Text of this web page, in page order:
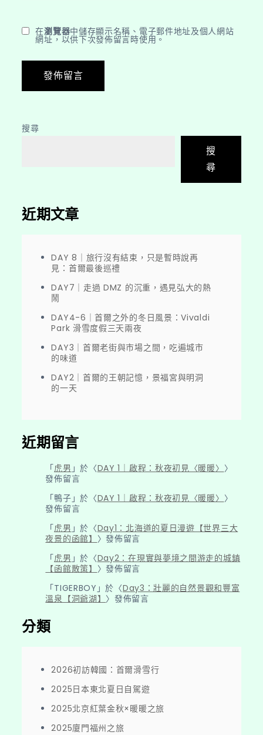
在瀏覽器中儲存顯示名稱、電子郵件地址及個人網站
網址，以供下次發佈留言時使用。
搜尋
搜
尋
近期文章
DAY 8｜旅行沒有結束，只是暫時說再
見：首爾最後巡禮
DAY7｜走過 DMZ 的沉重，遇見弘大的熱
鬧
DAY4-6｜首爾之外的冬日風景：Vivaldi
Park 滑雪度假三天兩夜
DAY3｜首爾老街與市場之間，吃遍城市
的味道
DAY2｜首爾的王朝記憶，景福宮與明洞
的一天
近期留言
「虎男 」於〈DAY 1｜啟程：秋夜初見〈暖暖〉 〉
發佈留言
「鴨子 」於〈DAY 1｜啟程：秋夜初見〈暖暖〉 〉
發佈留言
「虎男 」於〈Day1：北海道的夏日漫遊【世界三大
夜景的函館】 〉發佈留言
「虎男 」於〈Day2：在現實與夢境之間游走的城鎮
【函館散策】 〉發佈留言
「TIGERBOY 」於〈Day3：壯麗的自然景觀和豐富
溫泉【洞爺湖】 〉發佈留言
分類
2026初訪韓國：首爾滑雪行
2025日本東北夏日自駕遊
2025北京紅葉金秋×暖暖之旅
2025廈門福州之旅